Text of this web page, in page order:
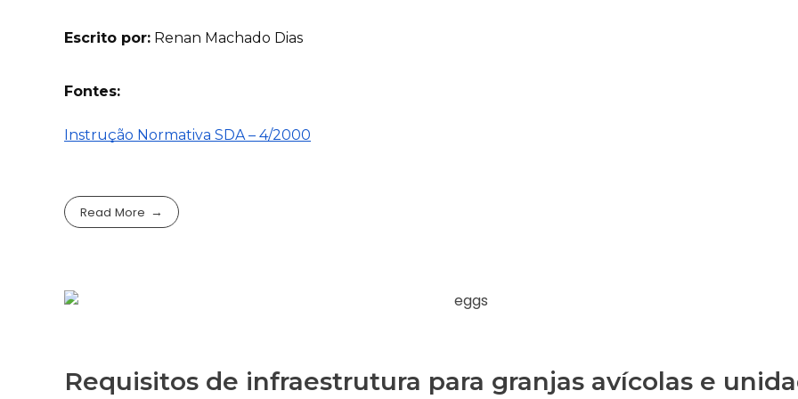
Escrito por: Renan Machado Dias
Fontes:
Instrução Normativa SDA – 4/2000
Read More
Requisitos de infraestrutura para granjas avícolas e